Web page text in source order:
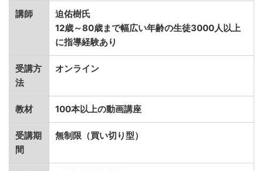
講師
迫佑樹氏
12歳～80歳まで幅広い年齢の生徒3000人以上
に指導経験あり
受講方
法
オンライン
教材 100本以上の動画講座
受講期
間
無制限（買い切り型）